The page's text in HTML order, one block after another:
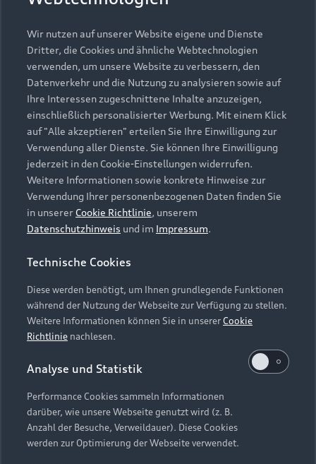
Alle Modelle
Modelle vergleichen
Elektromodelle
Plug-in-Hybride
Kaufen & leasen
Neuwagensuche
Gebrauchtwagensuche
Gebrauchtwagen
Finanzierung
Aktionen & Angebote
Geschäftskunden
Service & Zubehör
Saisonale Angebote
Audi Services
Garantie
Audi digital services
myAudi
Support
Kundenservice
Händlersuche
Audi Code
Online-Terminvereinbarung
Servicekontakt
Vertrag widerrufen
Über Audi
Unternehmen
Karriere
Investor Relations
Presse & Media Center
Datenschutz
Audi erleben
Newsletter
Impressum Rechtliches
Hinweisgebersystem
Datenschutzinformation
Cookie-Einstellungen
Cookie-Richtlinie
Barrierefreiheit
Hinweis: Die aktuelle Darstellung und Anordnung der
Embleme am Fahrzeug bei allen Abbildungen auf dieser
Webseite kann abweichen.
Wir nutzen auf unserer Website eigene und Dienste
Dritter, die Cookies und ähnliche Webtechnologien
verwenden, um unsere Website zu verbessern, den
Datenverkehr und die Nutzung zu analysieren sowie auf
Ihre Interessen zugeschnittene Inhalte anzuzeigen,
einschließlich personalisierter Werbung. Mit einem Klick
auf "Alle akzeptieren" erteilen Sie Ihre Einwilligung zur
Verwendung aller Dienste. Sie können Ihre Einwilligung
jederzeit in den Cookie-Einstellungen widerrufen.
Weitere Informationen sowie konkrete Hinweise zur
Verwendung Ihrer personenbezogenen Daten finden Sie
in unserer Cookie Richtlinie, unserem
Datenschutzhinweis und im Impressum.
Technische Cookies
Diese werden benötigt, um Ihnen grundlegende Funktionen
während der Nutzung der Webseite zur Verfügung zu stellen.
Weitere Informationen können Sie in unsererCookie
Richtlinie nachlesen.
Analyse und Statistik
Performance Cookies sammeln Informationen
darüber, wie unsere Webseite genutzt wird (z. B.
Anzahl der Besuche, Verweildauer). Diese Cookies
werden zur Optimierung der Webseite verwendet.